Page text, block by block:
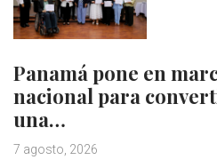
Panamá pone en
nacional para
una…
7 agosto, 2026